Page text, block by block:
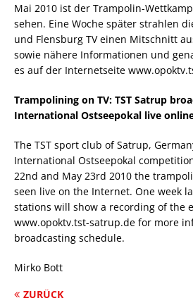
Mai 2010 ist der Trampolin-
sehen. Eine Woche später strahlen
und Flensburg TV einen Mitschnitt
sowie nähere Informationen und
es auf der Internetseite
Trampolining on TV: TST Satrup
International Ostseepokal live
The TST sport club of Satrup,
International Ostseepokal
22nd and May 23rd 2010 the
seen live on the Internet. One week
stations will show a recording of the
www.opoktv.tst-satrup.de for more
broadcasting schedule.
Mirko Bott
ZURÜCK